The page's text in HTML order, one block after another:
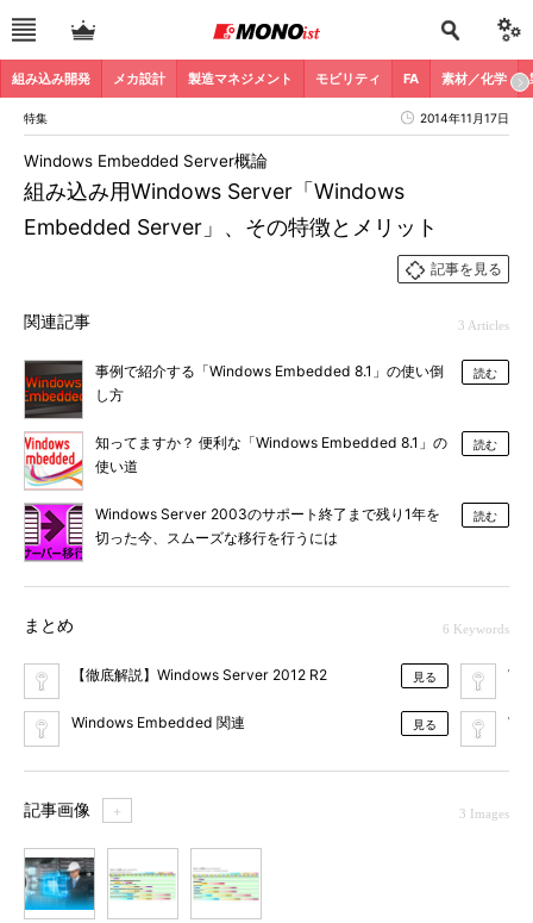
組み込み開発 メカ設計 製造マネジメント モビリティ FA 素材／化学
特集 2014年11月17日
組み込み用Windows Server「Windows
Embedded Server」、その特徴とメリット
Windows Embedded Server概論
記事を見る
関連記事 3 Articles
事例で紹介する「Windows Embedded 8.1」の使い倒
し方
読む
知ってますか？ 便利な「Windows Embedded 8.1」の
使い道
読む
Windows Server 2003のサポート終了まで残り1年を
切った今、スムーズな移行を行うには
読む
まとめ 6 Keywords
【徹底解説】Windows Server 2012 R2 見る
Windows Embedded 関連 見る
記事画像 ＋ 3 Images